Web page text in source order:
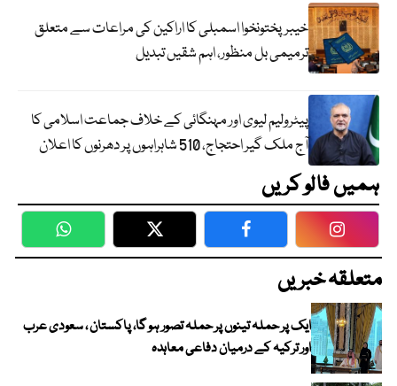
خیبرپختونخوا اسمبلی کا اراکین کی مراعات سے متعلق
ترمیمی بل منظور، اہم شقیں تبدیل
پیٹرولیم لیوی اور مہنگائی کے خلاف جماعت اسلامی کا
آج ملک گیر احتجاج، 510 شاہراہوں پر دھرنوں کا اعلان
ہمیں فالو کریں
WhatsApp Twitter Facebook
متعلقہ خبریں
ایک پر حملہ تینوں پر حملہ تصور ہو گا، پاکستان ، سعودی عرب
اور ترکیہ کے درمیان دفاعی معاہدہ